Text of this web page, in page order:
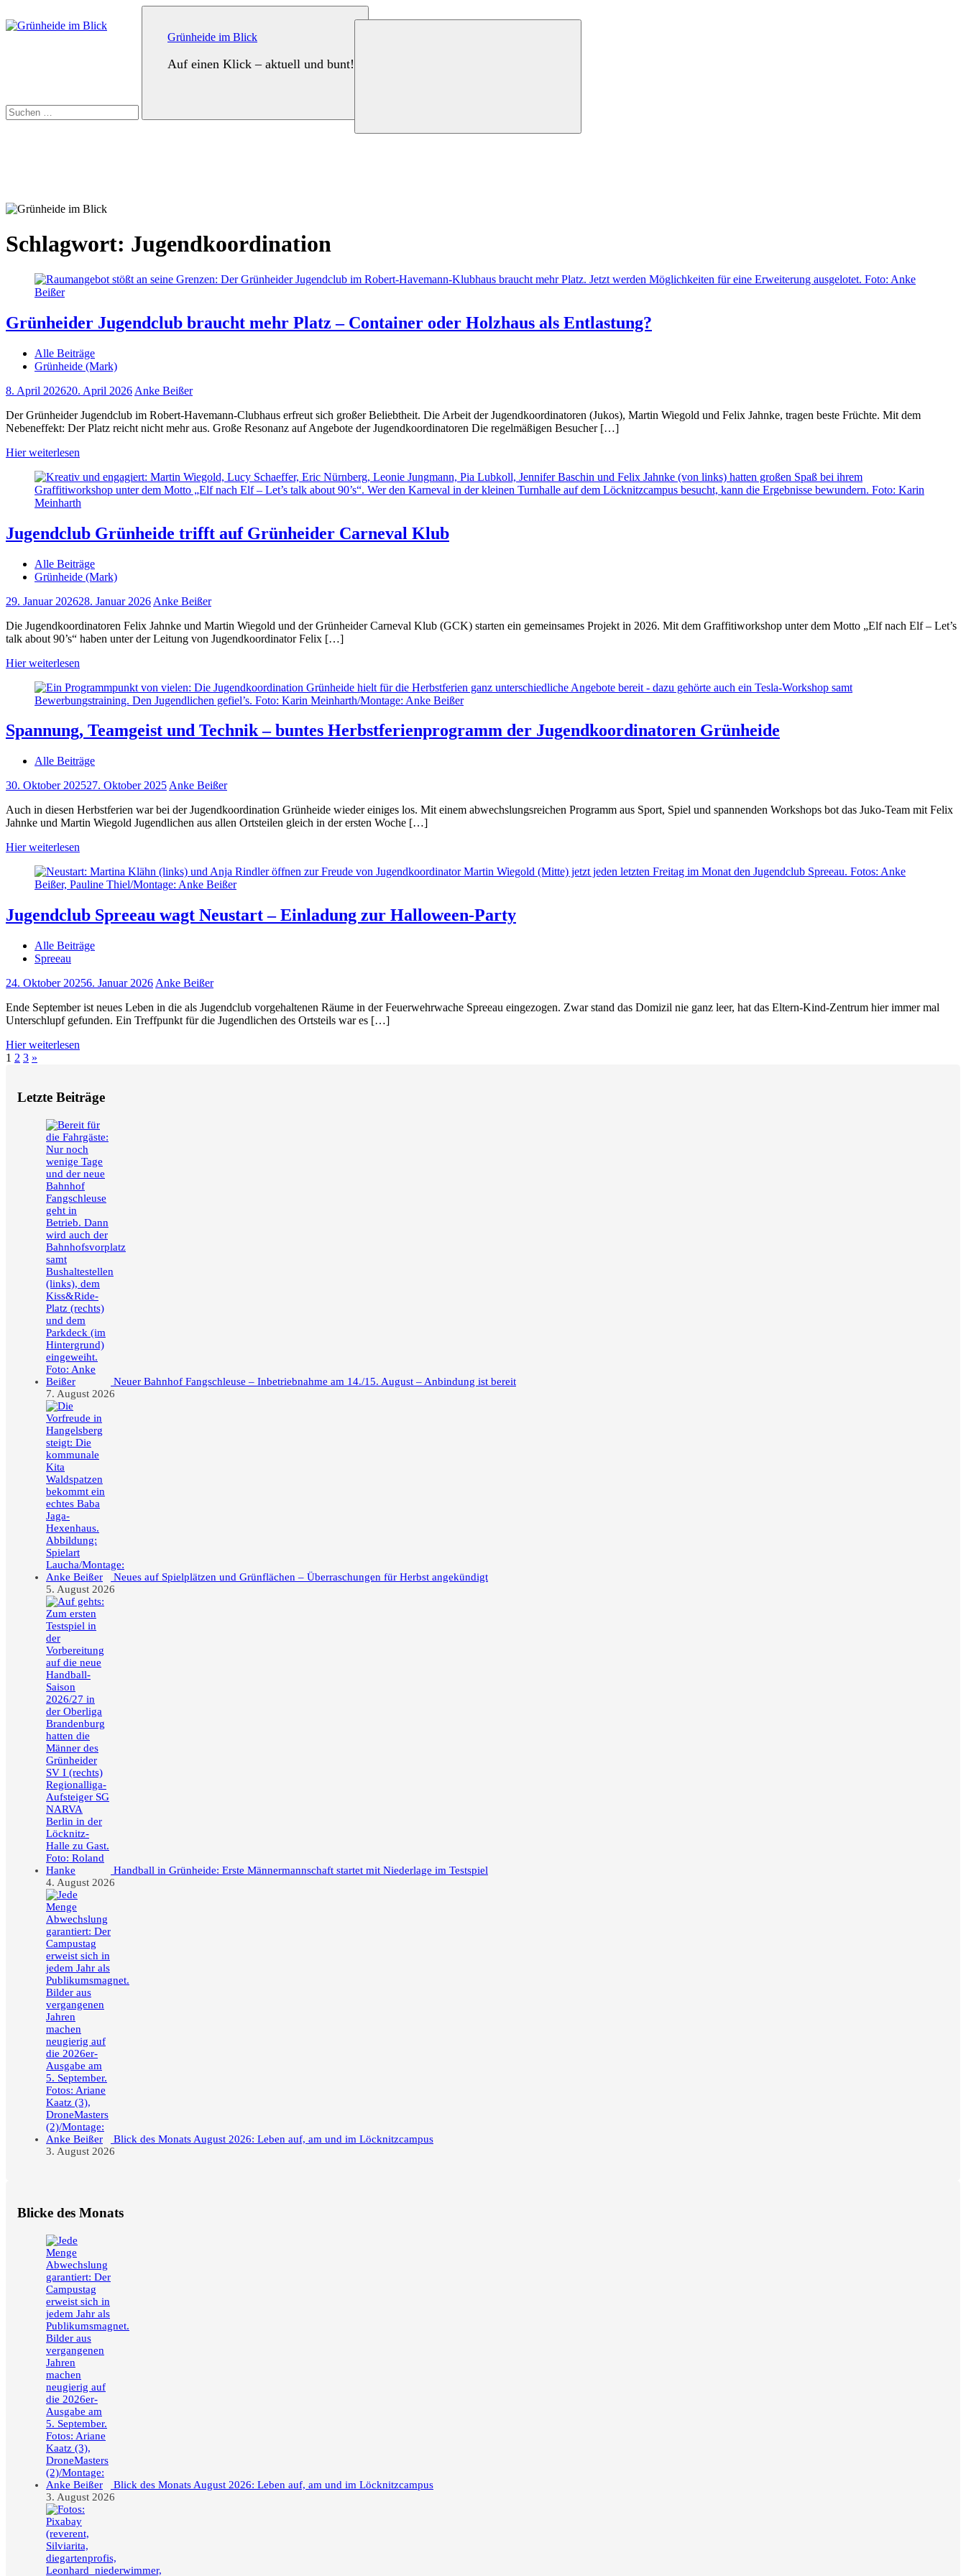
Inhalt
Grünheide im Blick
Auf einen Klick – aktuell und bunt!
nach:
Suchen
Schlagwort: Jugendkoordination
Grünheider Jugendclub braucht mehr Platz – Container oder Holzhaus als Entlastung?
Alle Beiträge
Grünheide (Mark)
8. April 202620. April 2026 Anke Beißer
Der Grünheider Jugendclub im Robert-Havemann-Clubhaus erfreut sich großer Beliebtheit. Die Arbeit der Jugendkoordinatoren (Jukos), Martin Wiegold und Felix Jahnke, tragen beste Früchte. Mit dem
Nebeneffekt: Der Platz reicht nicht mehr aus. Große Resonanz auf Angebote der Jugendkoordinatoren Die regelmäßigen Besucher […]
Hier weiterlesen
Jugendclub Grünheide trifft auf Grünheider Carneval Klub
Alle Beiträge
Grünheide (Mark)
29. Januar 202628. Januar 2026 Anke Beißer
Die Jugendkoordinatoren Felix Jahnke und Martin Wiegold und der Grünheider Carneval Klub (GCK) starten ein gemeinsames Projekt in 2026. Mit dem Graffitiworkshop unter dem Motto „Elf nach Elf – Let’s
talk about 90’s“ haben unter der Leitung von Jugendkoordinator Felix […]
Hier weiterlesen
Spannung, Teamgeist und Technik – buntes Herbstferienprogramm der Jugendkoordinatoren Grünheide
Alle Beiträge
30. Oktober 202527. Oktober 2025 Anke Beißer
Auch in diesen Herbstferien war bei der Jugendkoordination Grünheide wieder einiges los. Mit einem abwechslungsreichen Programm aus Sport, Spiel und spannenden Workshops bot das Juko-Team mit Felix
Jahnke und Martin Wiegold Jugendlichen aus allen Ortsteilen gleich in der ersten Woche […]
Hier weiterlesen
Jugendclub Spreeau wagt Neustart – Einladung zur Halloween-Party
Alle Beiträge
Spreeau
24. Oktober 20256. Januar 2026 Anke Beißer
Ende September ist neues Leben in die als Jugendclub vorgehaltenen Räume in der Feuerwehrwache Spreeau eingezogen. Zwar stand das Domizil nie ganz leer, hat das Eltern-Kind-Zentrum hier immer mal
Unterschlupf gefunden. Ein Treffpunkt für die Jugendlichen des Ortsteils war es […]
Hier weiterlesen
Seitennummerierung
Beiträge
1 2 3 Nächste
»
Letzte Beiträge
Neuer Bahnhof Fangschleuse – Inbetriebnahme am 14./15. August – Anbindung ist bereit
7. August 2026
Neues auf Spielplätzen und Grünflächen – Überraschungen für Herbst angekündigt
5. August 2026
Handball in Grünheide: Erste Männermannschaft startet mit Niederlage im Testspiel
4. August 2026
Blick des Monats August 2026: Leben auf, am und im Löcknitzcampus
3. August 2026
Blicke des Monats
Blick des Monats August 2026: Leben auf, am und im Löcknitzcampus
3. August 2026